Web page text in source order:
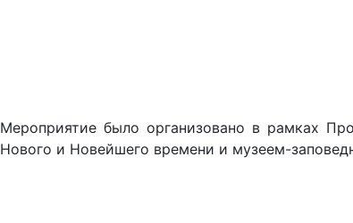
Мероприятие было организовано в рамках
Нового и Новейшего времени и музеем-